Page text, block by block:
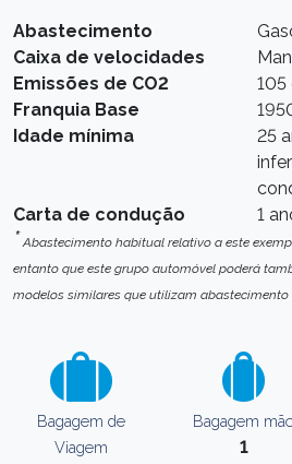
Abastecimento
Caixa de velocidades
Emissões de CO2
Franquia Base
Idade mínima
25
Carta de condução
1
*Abastecimento habitual relativo a este
entanto que este grupo automóvel poderá
modelos similares que utilizam abastecimento
Bagagem de
Viagem
Bagagem
1